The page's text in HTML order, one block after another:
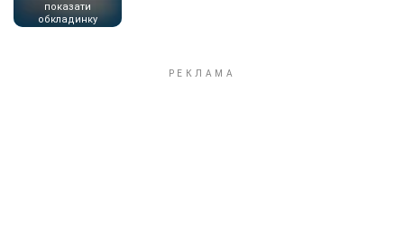
показати
обкладинку